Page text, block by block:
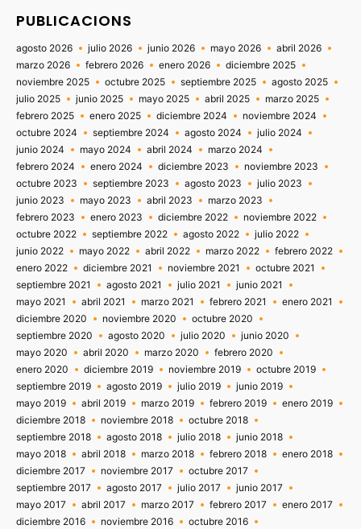
PUBLICACIONS
agosto 2026 julio 2026 junio 2026 mayo 2026
abril 2026
marzo 2026
febrero 2026 enero 2026
diciembre 2025
noviembre 2025
octubre 2025 septiembre 2025
agosto 2025
julio 2025
junio 2025 mayo 2025 abril 2025
marzo 2025
febrero 2025
enero 2025 diciembre 2024
noviembre 2024
octubre 2024
septiembre 2024 agosto 2024
julio 2024
junio 2024
mayo 2024 abril 2024
marzo 2024
febrero 2024
enero 2024 diciembre 2023
noviembre 2023
octubre 2023
septiembre 2023 agosto 2023
julio 2023
junio 2023
mayo 2023 abril 2023
marzo 2023
febrero 2023
enero 2023 diciembre 2022
noviembre 2022
octubre 2022
septiembre 2022 agosto 2022
julio 2022
junio 2022
mayo 2022 abril 2022 marzo 2022
febrero 2022
enero 2022
diciembre 2021 noviembre 2021
octubre 2021
septiembre 2021
agosto 2021 julio 2021
junio 2021
mayo 2021
abril 2021 marzo 2021 febrero 2021
enero 2021
diciembre 2020
noviembre 2020
octubre 2020
septiembre 2020
agosto 2020 julio 2020
junio 2020
mayo 2020
abril 2020 marzo 2020
febrero 2020
enero 2020
diciembre 2019 noviembre 2019
octubre 2019
septiembre 2019
agosto 2019 julio 2019
junio 2019
mayo 2019
abril 2019 marzo 2019 febrero 2019
enero 2019
diciembre 2018
noviembre 2018
octubre 2018
septiembre 2018
agosto 2018 julio 2018
junio 2018
mayo 2018
abril 2018 marzo 2018 febrero 2018
enero 2018
diciembre 2017
noviembre 2017
octubre 2017
septiembre 2017
agosto 2017 julio 2017
junio 2017
mayo 2017
abril 2017 marzo 2017 febrero 2017
enero 2017
diciembre 2016
noviembre 2016 octubre 2016